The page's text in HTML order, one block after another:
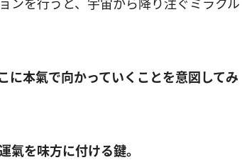
ンを行うと、宇宙から降り注ぐミラクル
に本氣で向かっていくことを意図してみ
氣を味方に付ける鍵。